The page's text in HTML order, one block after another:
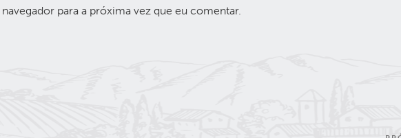
para a próxima vez que eu comentar.